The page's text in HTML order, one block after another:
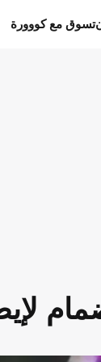
تسوق مع كووورة